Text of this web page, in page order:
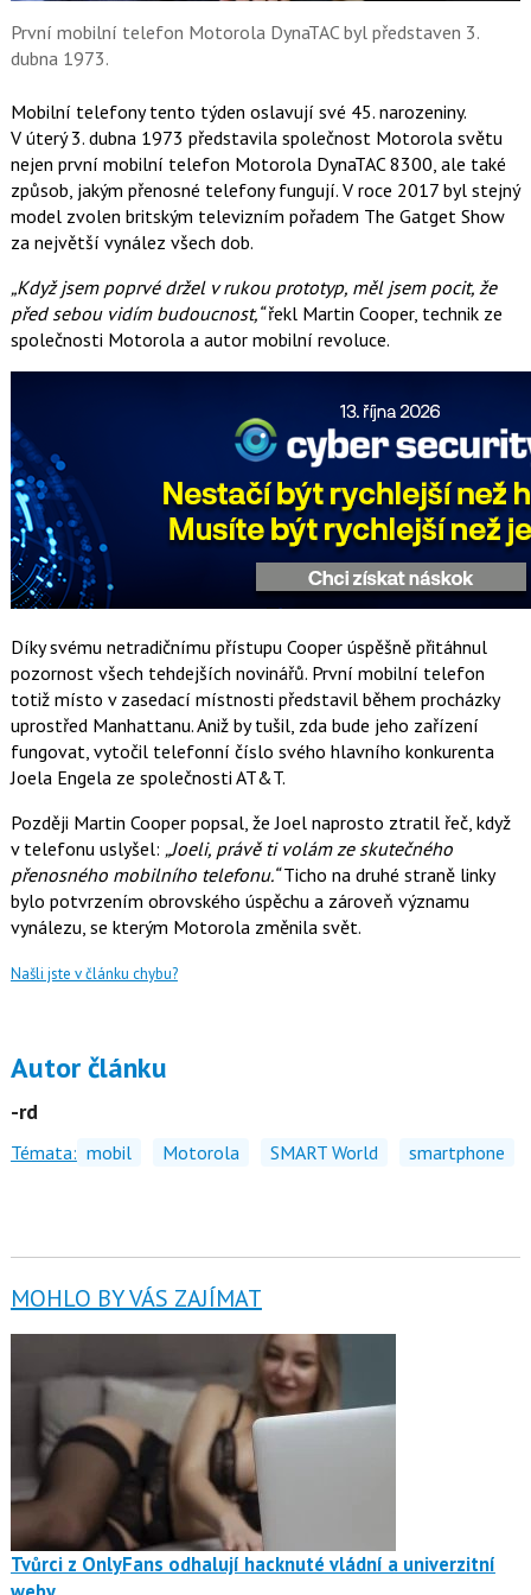
k
u
První mobilní telefon Motorola DynaTAC byl představen 3.
dubna 1973.
Mobilní telefony tento týden oslavují své 45. narozeniny.
V úterý 3. dubna 1973 představila společnost Motorola světu
nejen první mobilní telefon Motorola DynaTAC 8300, ale také
způsob, jakým přenosné telefony fungují. V roce 2017 byl stejný
model zvolen britským televizním pořadem The Gatget Show
za největší vynález všech dob.
„Když jsem poprvé držel v rukou prototyp, měl jsem pocit, že
před sebou vidím budoucnost,“řekl Martin Cooper, technik ze
společnosti Motorola a autor mobilní revoluce.
Díky svému netradičnímu přístupu Cooper úspěšně přitáhnul
pozornost všech tehdejších novinářů. První mobilní telefon
totiž místo v zasedací místnosti představil během procházky
uprostřed Manhattanu. Aniž by tušil, zda bude jeho zařízení
fungovat, vytočil telefonní číslo svého hlavního konkurenta
Joela Engela ze společnosti AT&T.
Později Martin Cooper popsal, že Joel naprosto ztratil řeč, když
v telefonu uslyšel: „Joeli, právě ti volám ze skutečného
přenosného mobilního telefonu.“Ticho na druhé straně linky
bylo potvrzením obrovského úspěchu a zároveň významu
vynálezu, se kterým Motorola změnila svět.
Našli jste v článku chybu?
Autor článku
-rd
Témata: mobil Motorola SMART World smartphone
MOHLO BY VÁS ZAJÍMAT
Tvůrci z OnlyFans odhalují hacknuté vládní a univerzitní